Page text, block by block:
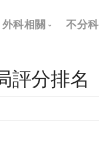
外科相關
外科
耳鼻喉科
不分科
評分排名